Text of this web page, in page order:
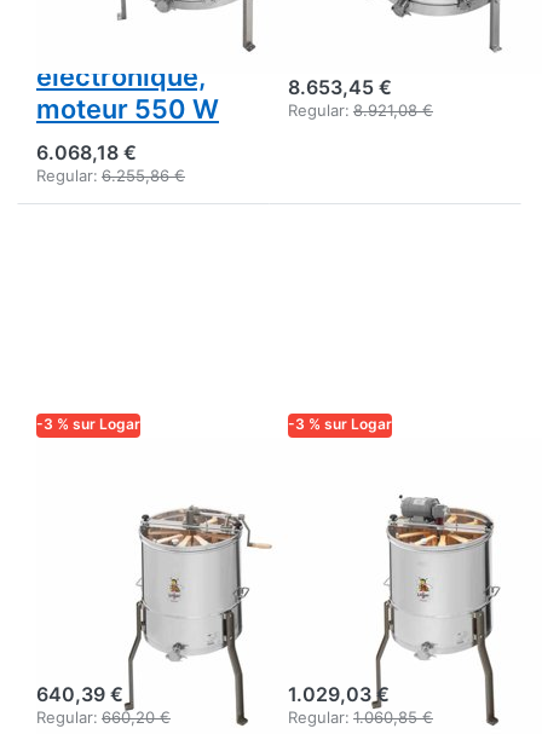
48 cm,
électronique,
moteur 550 W
6.068,18 €
Regular: 6.255,86 €
électronique,
8.653,45 €
Regular: 8.921,08 €
-3 % sur Logar
9 cadres Logar,
cuve Ø 52 cm,
entraînement
manuel, cadres
18 x 48 cm
640,39 €
Regular: 660,20 €
-3 % sur Logar
Logar Extracteur
radial 9 cadres,
cuve Ø 52 cm,
moteur 110 W,
cadres 18 x 48
1.029,03 €
Regular: 1.060,85 €